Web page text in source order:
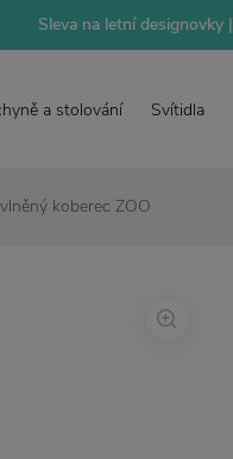
Sleva na letní designovky |
a stolování Svítidla
koberec ZOO